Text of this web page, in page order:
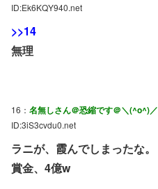
ID:Ek6KQY940.net
>>14
無理
16： 名無しさん＠恐縮です＠＼(^o^)／
ID:3iS3cvdu0.net
ラニが、霞んでしまったな。
賞金、4億w